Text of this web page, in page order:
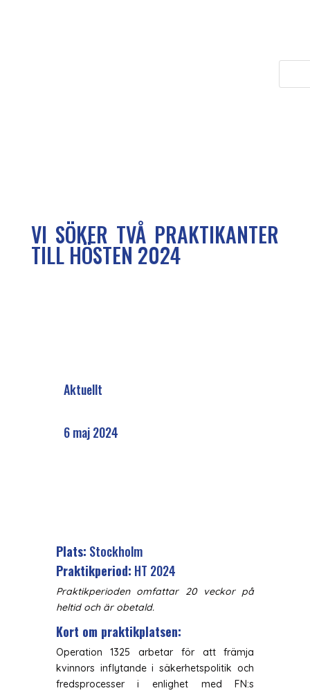
VI SÖKER TVÅ PRAKTIKANTER
TILL HÖSTEN 2024
Aktuellt
6 maj 2024
Plats: Stockholm
Praktikperiod: HT 2024
Praktikperioden omfattar 20 veckor på
heltid och är obetald.
Kort om praktikplatsen:
Operation 1325 arbetar för att främja
kvinnors inflytande i säkerhetspolitik och
fredsprocesser i enlighet med FN:s